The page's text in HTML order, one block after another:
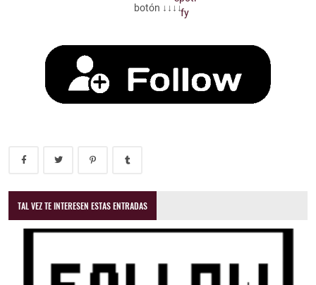
botón ↓↓↓↓
TAL VEZ TE INTERESEN ESTAS ENTRADAS